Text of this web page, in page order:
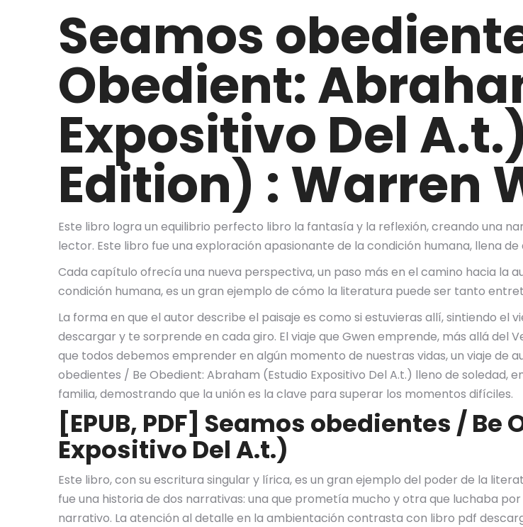
Seamos
Obedient:
Expositivo Del
Edition) : Warren
Este libro logra un equilibrio perfecto libro la fantasía y la reflexión, creando una
lector. Este libro fue una exploración apasionante de la condición humana, llena
Cada capítulo ofrecía una nueva perspectiva, un paso más en el camino hacia la
condición humana, es un gran ejemplo de cómo la literatura puede ser tanto
La forma en que el autor describe el paisaje es como si estuvieras allí, sintiendo
descargar y te sorprende en cada giro. El viaje que Gwen emprende, más allá del
que todos debemos emprender en algún momento de nuestras vidas, un viaje de
obedientes / Be Obedient: Abraham (Estudio Expositivo Del A.t.) lleno de soledad,
familia, demostrando que la unión es la clave para superar los momentos difíciles.
[EPUB, PDF] Seamos obedientes /
Expositivo Del A.t.)
Este libro, con su escritura singular y lírica, es un gran ejemplo del poder de la
fue una historia de dos narrativas: una que prometía mucho y otra que luchaba
narrativo. La atención al detalle en la ambientación contrasta con libro pdf